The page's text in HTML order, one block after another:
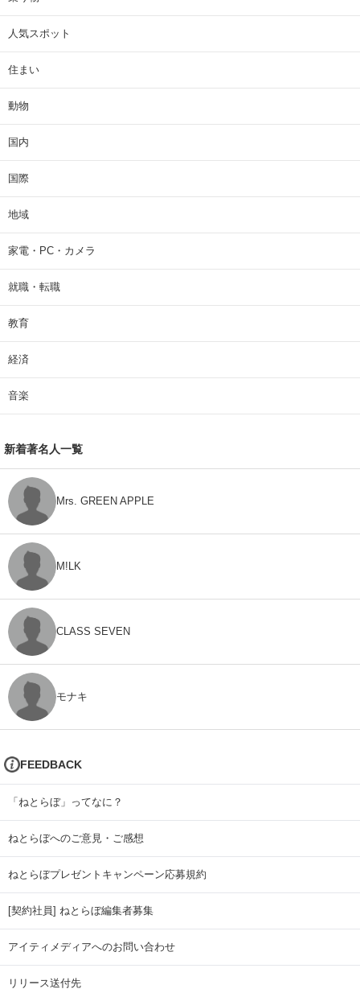
人気スポット
住まい
動物
国内
国際
地域
家電・PC・カメラ
就職・転職
教育
経済
音楽
新着著名人一覧
Mrs. GREEN APPLE
M!LK
CLASS SEVEN
モナキ
FEEDBACK
「ねとらぼ」ってなに？
ねとらぼへのご意見・ご感想
ねとらぼプレゼントキャンペーン応募規約
[契約社員] ねとらぼ編集者募集
アイティメディアへのお問い合わせ
リリース送付先